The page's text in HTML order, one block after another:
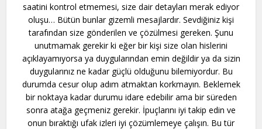
saatini kontrol etmemesi, size dair detayları merak ediyor
oluşu… Bütün bunlar gizemli mesajlardır. Sevdiğiniz kişi
tarafından size gönderilen ve çözülmesi gereken. Şunu
unutmamak gerekir ki eğer bir kişi size olan hislerini
açıklayamıyorsa ya duygularından emin değildir ya da sizin
duygularınız ne kadar güçlü olduğunu bilemiyordur. Bu
durumda cesur olup adım atmaktan korkmayın. Beklemek
bir noktaya kadar durumu idare edebilir ama bir süreden
sonra atağa geçmeniz gerekir. İpuçlarını iyi takip edin ve
onun bıraktığı ufak izleri iyi çözümlemeye çalışın. Bu tür